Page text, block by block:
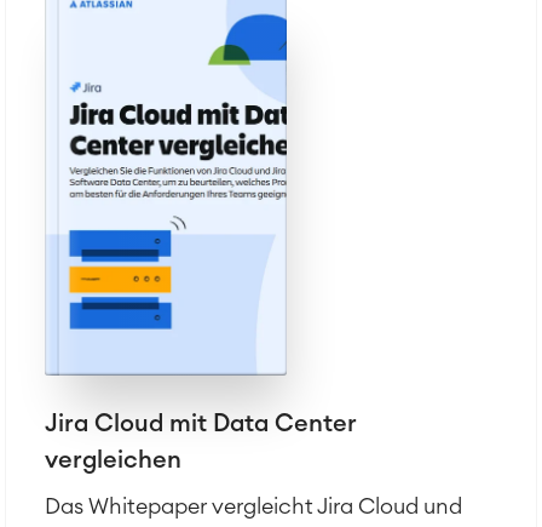
Jira Cloud mit Data Center
vergleichen
Das Whitepaper vergleicht Jira Cloud und